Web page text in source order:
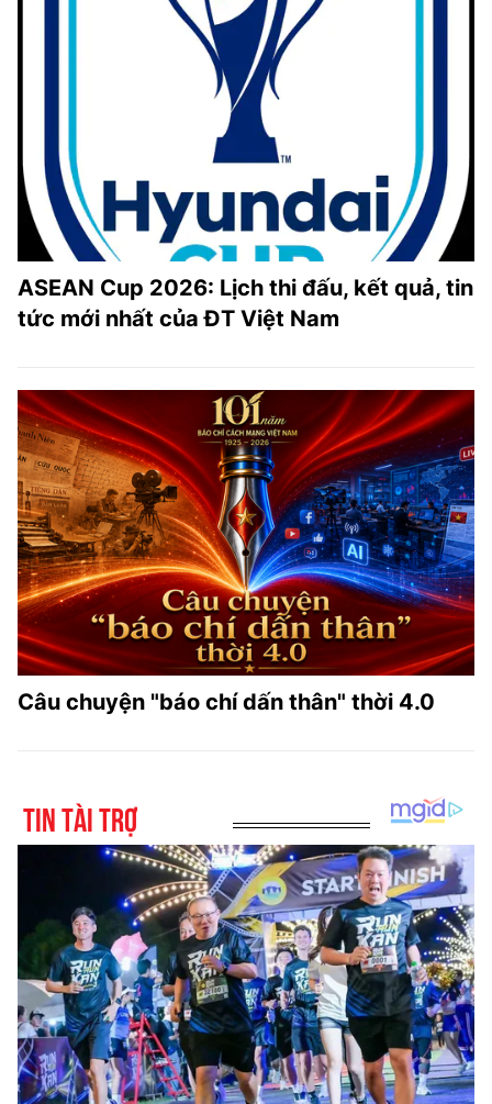
ASEAN Cup 2026: Lịch thi đấu, kết quả, tin
tức mới nhất của ĐT Việt Nam
Câu chuyện "báo chí dấn thân" thời 4.0